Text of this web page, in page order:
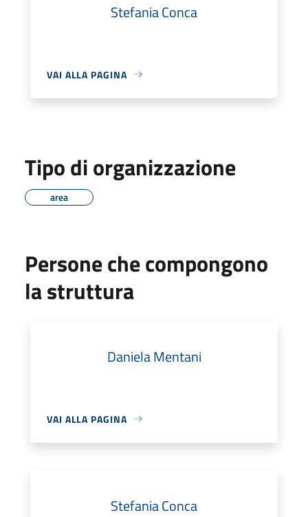
Stefania Conca
VAI ALLA PAGINA
Tipo di organizzazione
area
Persone che compongono
la struttura
Daniela Mentani
VAI ALLA PAGINA
Stefania Conca